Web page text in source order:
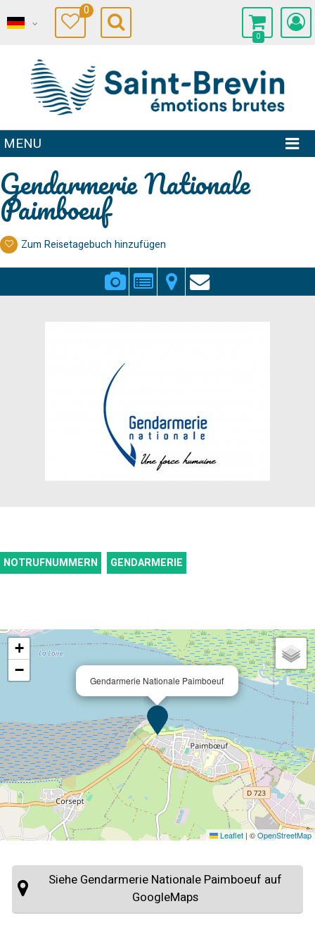
0
0
MENU
Gendarmerie Nationale
Paimboeuf
Zum Reisetagebuch hinzufügen
NOTRUFNUMMERN GENDARMERIE
Gendarmerie Nationale Paimboeuf
+
−
Leaflet | ©OpenStreetMap
Siehe Gendarmerie Nationale Paimboeuf auf
GoogleMaps